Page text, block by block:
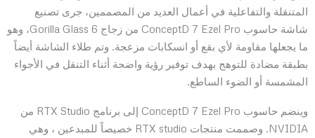
المتنقلة والتفاعلية في أعمال العديد من المصممين، جرى تصنيع
شاشة حاسوب ConceptD 7 Ezel Pro من زجاج Gorilla Glass 6، وهو
ما يجعلها مقاومة لأي بقع أو انسكابات مزعجة. وتم طلاء الشاشة أيضاً
بطبقة مضادة للتوهج بهدف توفير رؤية واضحة أثناء التنقل في الأجواء
المشمسة أو الضوء الساطع.
وينضم حاسوب ConceptD 7 Ezel Pro إلى برنامج RTX Studio من
NVIDIA. وصممت منتجات RTX studio خصيصاً للمبدعين ، وهي